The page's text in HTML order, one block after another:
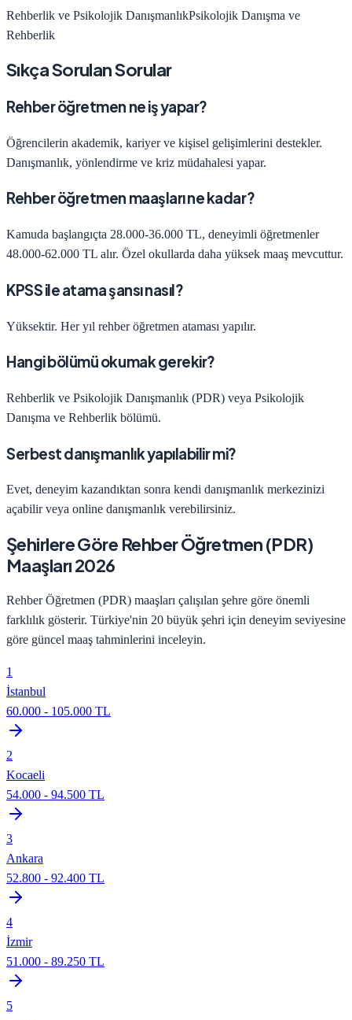
Rehberlik ve Psikolojik DanışmanlıkPsikolojik Danışma ve
Rehberlik
Sıkça Sorulan Sorular
Rehber öğretmen ne iş yapar?
Öğrencilerin akademik, kariyer ve kişisel gelişimlerini destekler.
Danışmanlık, yönlendirme ve kriz müdahalesi yapar.
Rehber öğretmen maaşları ne kadar?
Kamuda başlangıçta 28.000-36.000 TL, deneyimli öğretmenler
48.000-62.000 TL alır. Özel okullarda daha yüksek maaş mevcuttur.
KPSS ile atama şansı nasıl?
Yüksektir. Her yıl rehber öğretmen ataması yapılır.
Hangi bölümü okumak gerekir?
Rehberlik ve Psikolojik Danışmanlık (PDR) veya Psikolojik
Danışma ve Rehberlik bölümü.
Serbest danışmanlık yapılabilir mi?
Evet, deneyim kazandıktan sonra kendi danışmanlık merkezinizi
açabilir veya online danışmanlık verebilirsiniz.
Şehirlere Göre Rehber Öğretmen (PDR)
Maaşları 2026
Rehber Öğretmen (PDR) maaşları çalışılan şehre göre önemli
farklılık gösterir. Türkiye'nin 20 büyük şehri için deneyim seviyesine
göre güncel maaş tahminlerini inceleyin.
1
İstanbul
60.000 - 105.000 TL
2
Kocaeli
54.000 - 94.500 TL
3
Ankara
52.800 - 92.400 TL
4
İzmir
51.000 - 89.250 TL
5